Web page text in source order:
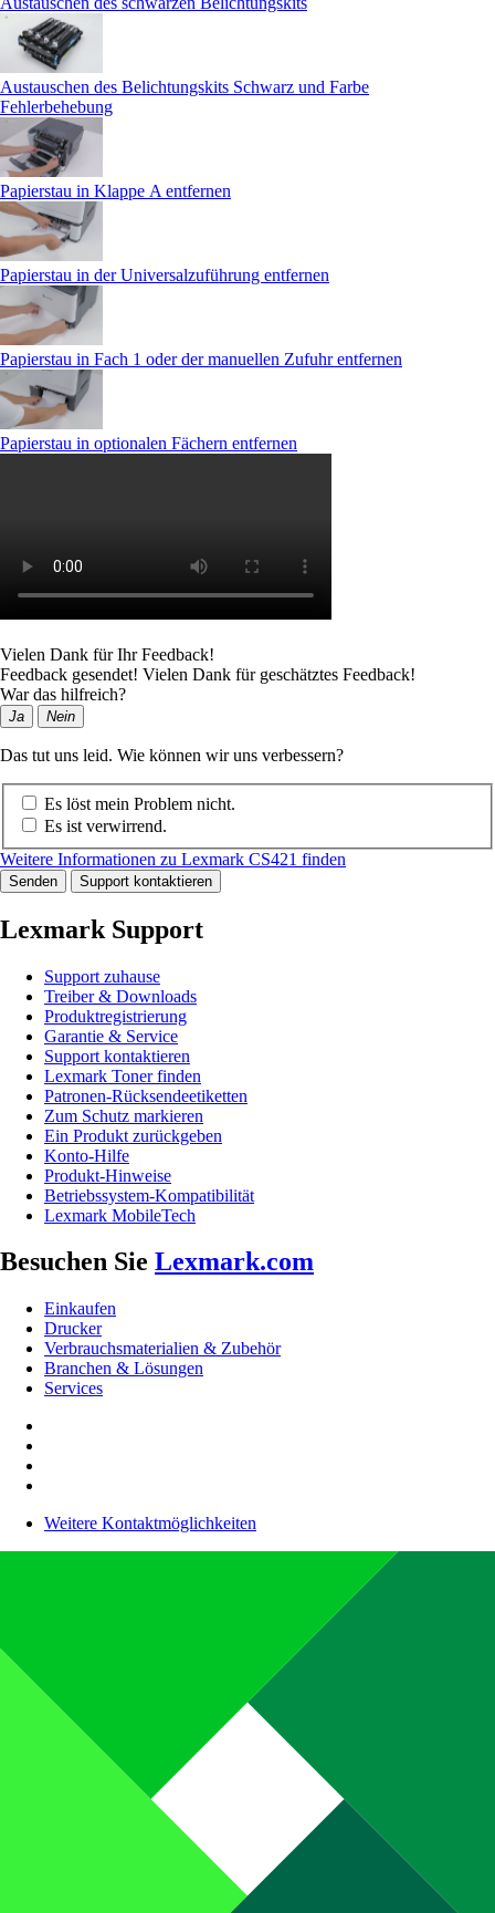
Austauschen des Belichtungskits Schwarz und Farbe
Fehlerbehebung
Papierstau in Klappe A entfernen
Papierstau in der Universalzuführung entfernen
Papierstau in Fach 1 oder der manuellen Zufuhr entfernen
Papierstau in optionalen Fächern entfernen
Vielen Dank für Ihr Feedback!
Feedback gesendet! Vielen Dank für geschätztes Feedback!
War das hilfreich?
Ja Nein
Das tut uns leid. Wie können wir uns verbessern?
Es löst mein Problem nicht.
Es ist verwirrend.
Weitere Informationen zu Lexmark CS421 finden
Senden Support kontaktieren
Lexmark Support
Support zuhause
Treiber & Downloads
Produktregistrierung
Garantie & Service
Support kontaktieren
Lexmark Toner finden
Patronen-Rücksendeetiketten
Zum Schutz markieren
Ein Produkt zurückgeben
Konto-Hilfe
Produkt-Hinweise
Betriebssystem-Kompatibilität
Lexmark MobileTech
Besuchen Sie Lexmark.com
Einkaufen
Drucker
Verbrauchsmaterialien & Zubehör
Branchen & Lösungen
Services
Weitere Kontaktmöglichkeiten